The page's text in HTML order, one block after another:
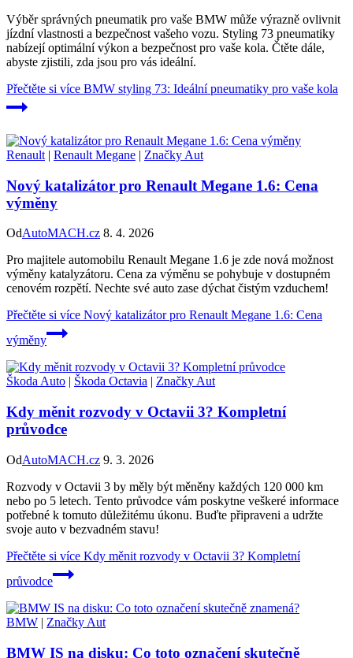
Výběr správných pneumatik pro vaše BMW může výrazně ovlivnit
jízdní vlastnosti a bezpečnost vašeho vozu. Styling 73 pneumatiky
nabízejí optimální výkon a bezpečnost pro vaše kola. Čtěte dále,
abyste zjistili, zda jsou pro vás ideální.
Přečtěte si více BMW styling 73: Ideální pneumatiky pro vaše kola
Renault | Renault Megane | Značky Aut
Nový katalizátor pro Renault Megane 1.6: Cena
výměny
OdAutoMACH.cz 8. 4. 2026
Pro majitele automobilu Renault Megane 1.6 je zde nová možnost
výměny katalyzátoru. Cena za výměnu se pohybuje v dostupném
cenovém rozpětí. Nechte své auto zase dýchat čistým vzduchem!
Přečtěte si více Nový katalizátor pro Renault Megane 1.6: Cena
výměny
Škoda Auto | Škoda Octavia | Značky Aut
Kdy měnit rozvody v Octavii 3? Kompletní
průvodce
OdAutoMACH.cz 9. 3. 2026
Rozvody v Octavii 3 by měly být měněny každých 120 000 km
nebo po 5 letech. Tento průvodce vám poskytne veškeré informace
potřebné k tomuto důležitému úkonu. Buďte připraveni a udržte
svoje auto v bezvadném stavu!
Přečtěte si více Kdy měnit rozvody v Octavii 3? Kompletní
průvodce
BMW | Značky Aut
BMW IS na disku: Co toto označení skutečně